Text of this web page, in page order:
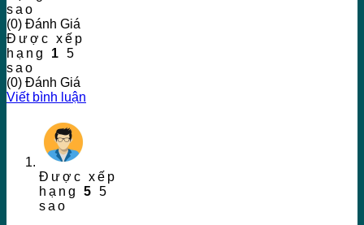
sao
(0) Đánh Giá
Được xếp
hạng 1 5
sao
(0) Đánh Giá
Viết bình luận
Được xếp
hạng 5 5
sao